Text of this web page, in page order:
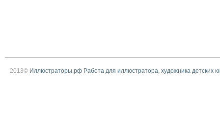
2013© Иллюстраторы.рф Работа для иллюстратора, художника детских